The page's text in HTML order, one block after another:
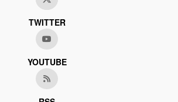
TWITTER
YOUTUBE